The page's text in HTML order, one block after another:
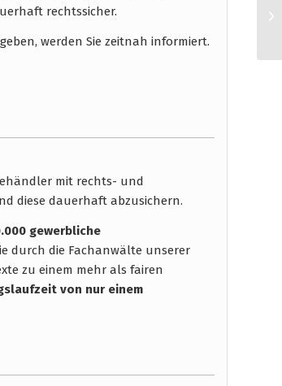
rechtssicher.
werden Sie zeitnah informiert.
mit rechts- und
diese dauerhaft abzusichern.
gewerbliche
durch die Fachanwälte unserer
zu einem mehr als fairen
von nur einem